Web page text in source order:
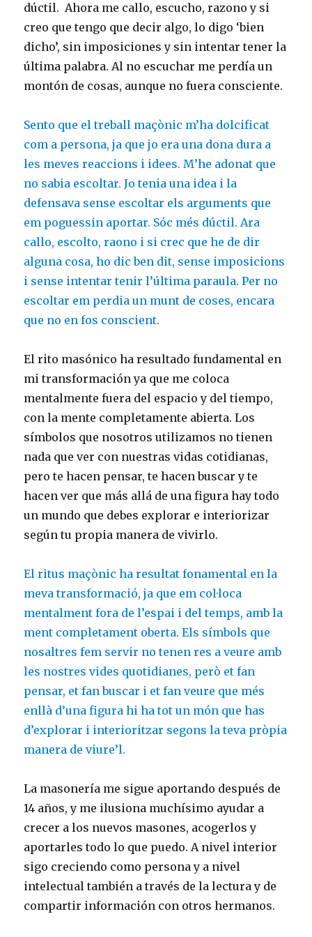
dúctil. Ahora me callo, escucho, razono y si
creo que tengo que decir algo, lo digo ‘bien
dicho’, sin imposiciones y sin intentar tener la
última palabra. Al no escuchar me perdía un
montón de cosas, aunque no fuera consciente.
Sento que el treball maçònic m’ha dolcificat
com a persona, ja que jo era una dona dura a
les meves reaccions i idees. M’he adonat que
no sabia escoltar. Jo tenia una idea i la
defensava sense escoltar els arguments que
em poguessin aportar. Sóc més dúctil. Ara
callo, escolto, raono i si crec que he de dir
alguna cosa, ho dic ben dit, sense imposicions
i sense intentar tenir l’última paraula. Per no
escoltar em perdia un munt de coses, encara
que no en fos conscient.
El rito masónico ha resultado fundamental en
mi transformación ya que me coloca
mentalmente fuera del espacio y del tiempo,
con la mente completamente abierta. Los
símbolos que nosotros utilizamos no tienen
nada que ver con nuestras vidas cotidianas,
pero te hacen pensar, te hacen buscar y te
hacen ver que más allá de una figura hay todo
un mundo que debes explorar e interiorizar
según tu propia manera de vivirlo.
El ritus maçònic ha resultat fonamental en la
meva transformació, ja que em col·loca
mentalment fora de l’espai i del temps, amb la
ment completament oberta. Els símbols que
nosaltres fem servir no tenen res a veure amb
les nostres vides quotidianes, però et fan
pensar, et fan buscar i et fan veure que més
enllà d’una figura hi ha tot un món que has
d’explorar i interioritzar segons la teva pròpia
manera de viure’l.
La masonería me sigue aportando después de
14 años, y me ilusiona muchísimo ayudar a
crecer a los nuevos masones, acogerlos y
aportarles todo lo que puedo. A nivel interior
sigo creciendo como persona y a nivel
intelectual también a través de la lectura y de
compartir información con otros hermanos.